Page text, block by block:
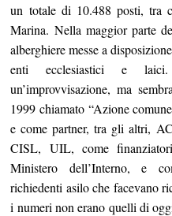
un totale di 10.488 posti, tra
Marina. Nella maggior parte
alberghiere messe a
enti ecclesiastici e
un’improvvisazione, ma
1999 chiamato “Azione
e come partner, tra gli altri,
CISL, UIL, come
Ministero dell’Interno, e
richiedenti asilo che facevano
i numeri non erano quelli di